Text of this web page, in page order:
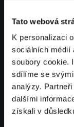
Tato webová
K personalizaci
sociálních médií
soubory cookie.
sdílíme se
analýzy.
dalšími
získali v